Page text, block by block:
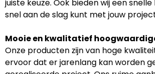
juiste keuze. Ook bieden wij een
snel aan de slag kunt met jouw
Mooie en kwalitatief
Onze producten zijn van hoge
ervoor dat er jarenlang kan worden